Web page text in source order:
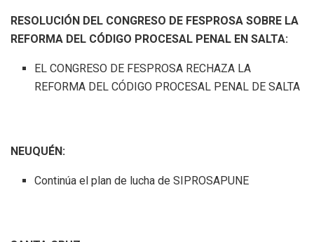
RESOLUCIÓN DEL CONGRESO DE FESPROSA SOBRE LA
REFORMA DEL CÓDIGO PROCESAL PENAL EN SALTA:
EL CONGRESO DE FESPROSA RECHAZA LA
REFORMA DEL CÓDIGO PROCESAL PENAL DE SALTA
NEUQUÉN:
Continúa el plan de lucha de SIPROSAPUNE